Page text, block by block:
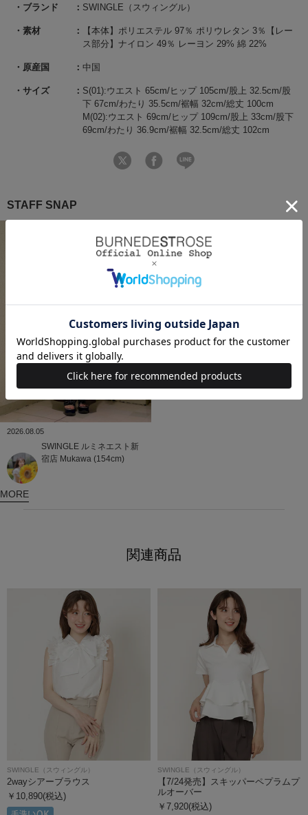
ブランド SWINGLE（スウィングル）
素材
【本体】ポリエステル 97％ ポリウレタン 3％【レー
ス部分】ナイロン 49％ レーヨン 29% 綿 22%
原産国 中国
サイズ
S(01):ウエスト 65cm/ヒップ 105cm/股上 32.5cm/股
下 67cm/わたり 35.5cm/裾幅 32cm/総丈 100cm
M(02):ウエスト 69cm/ヒップ 109cm/股上 33cm/股下
69cm/わたり 36.9cm/裾幅 32.5cm/総丈 102cm
STAFF SNAP
2026.08.05
SWINGLE ルミネエスト新
宿店 Mukawa (154cm)
MORE
関連商品
SWINGLE（スウィングル）
2wayシアーブラウス
￥10,890(税込)
SWINGLE（スウィングル）
【7/24発売】スキッパーペプラムプ
ルオーバー
￥7,920(税込)